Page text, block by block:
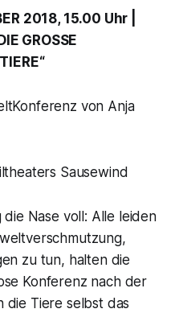
2018, 15.00 Uhr |
GROSSE
von Anja
Sausewind
Nase voll: Alle leiden
zu tun, halten die
Konferenz nach der
die Tiere selbst das